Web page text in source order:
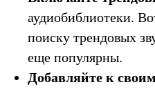
аудиобиблиотеки.
поиску трендовых
еще популярны.
Добавляйте к